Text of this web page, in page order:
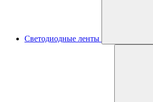
Светодиодные ленты